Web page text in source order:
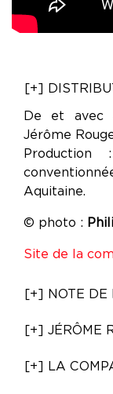
[+]
De et avec
Jérôme
Aquitaine.
© photo :
Site de la
[+] NOTE DE
[+] JÉRÔME
[+] LA